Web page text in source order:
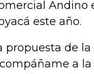
Andino
este año.
propuesta de
a